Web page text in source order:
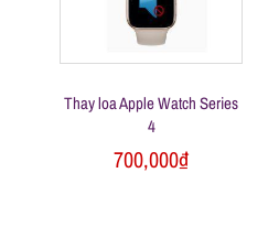
Thay loa Apple Watch Series
4
700,000₫